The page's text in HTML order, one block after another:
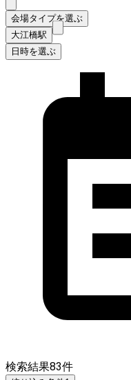
会場タイプを選ぶ
大江橋駅
日時を選ぶ
検索結果83件